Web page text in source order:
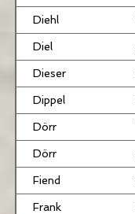
Diehl
Diel
Dieser
Dippel
Dörr
Dörr
Fiend
Frank